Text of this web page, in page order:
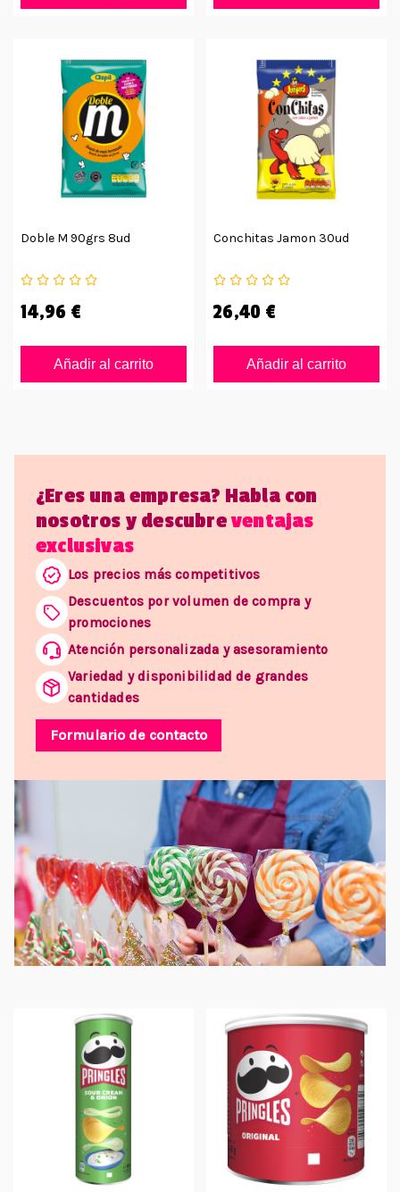
Doble M 90grs 8ud
14,96 €
Añadir al carrito
Conchitas Jamon 30ud
26,40 €
Añadir al carrito
¿Eres una empresa? Habla con
nosotros y descubreventajas
exclusivas
Los precios más competitivos
Descuentos por volumen de compra y
promociones
Atención personalizada y asesoramiento
Variedad y disponibilidad de grandes
cantidades
Formulario de contacto